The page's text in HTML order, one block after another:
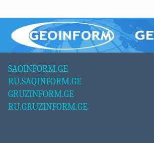
SAQINFORM.GE
RU.SAQINFORM.GE
GRUZINFORM.GE
RU.GRUZINFORM.GE